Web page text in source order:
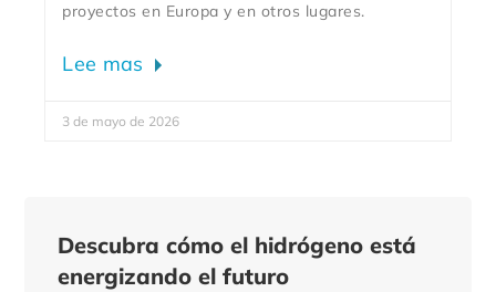
proyectos en Europa y en otros lugares.
Lee mas
3 de mayo de 2026
Descubra cómo el hidrógeno está
energizando el futuro